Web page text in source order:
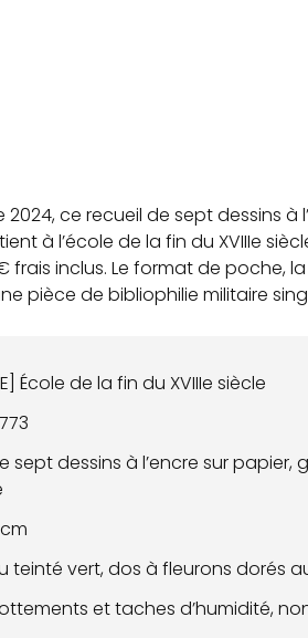
ce recueil de sept dessins à
à l’école de la fin du XVIIIe
inclus. Le format de poche,
pièce de bibliophilie militaire
École de la fin du XVIIIe siècle
sept dessins à l’encre sur papier,
cm
teinté vert, dos à fleurons dorés
et taches d’humidité,